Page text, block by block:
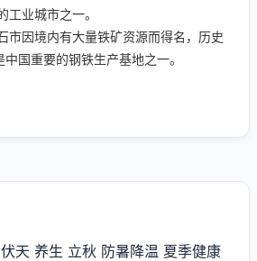
工业城市之一。
市因境内有大量铁矿资源而得名，历史
中国重要的钢铁生产基地之一。
天 养生 立秋 防暑降温 夏季健康